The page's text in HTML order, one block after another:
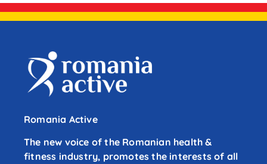
Romania Active
The new voice of the Romanian health &
fitness industry, promotes the interests of all